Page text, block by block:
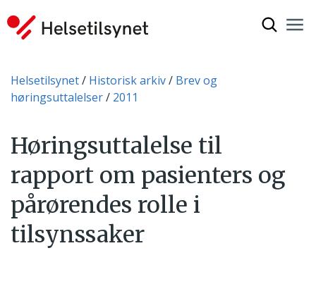
Du er her:
Helsetilsynet Historisk arkiv
Brev og
høringsuttalelser
2011
Høringsuttalelse til
rapport om pasienters og
pårørendes rolle i
tilsynssaker